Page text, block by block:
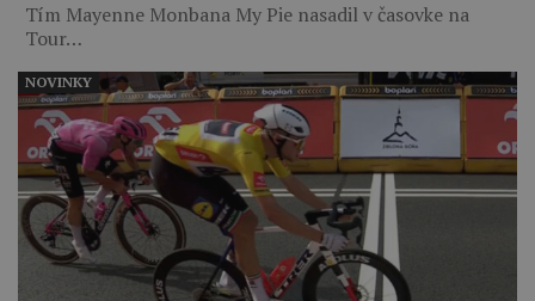
Tím Mayenne Monbana My Pie nasadil v časovke na
Tour…
NOVINKY